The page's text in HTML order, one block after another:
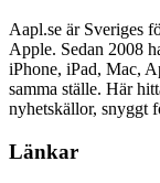
Aapl.se är Sveriges
Apple. Sedan 2008
iPhone, iPad, Mac,
samma ställe. Här
nyhetskällor, snyggt
Länkar